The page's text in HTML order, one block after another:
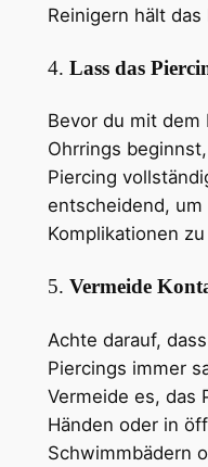
Reinigern hält
4. Lass das
Bevor du mit dem
Ohrrings
Piercing
entscheidend,
Komplikationen
5. Vermeide
Achte darauf,
Piercings immer
Vermeide es, das
Händen oder in
Schwimmbädern